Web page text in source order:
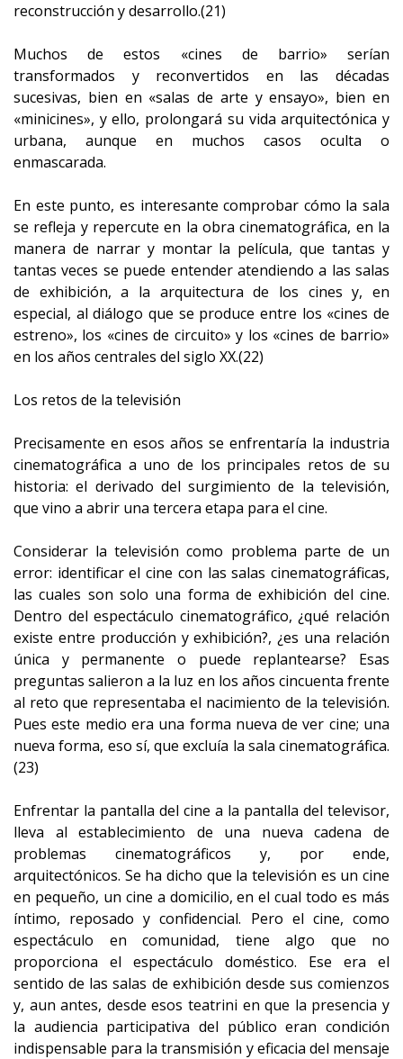
reconstrucción y desarrollo.(21)
Muchos de estos «cines de barrio» serían
transformados y reconvertidos en las décadas
sucesivas, bien en «salas de arte y ensayo», bien en
«minicines», y ello, prolongará su vida arquitectónica y
urbana, aunque en muchos casos oculta o
enmascarada.
En este punto, es interesante comprobar cómo la sala
se refleja y repercute en la obra cinematográfica, en la
manera de narrar y montar la película, que tantas y
tantas veces se puede entender atendiendo a las salas
de exhibición, a la arquitectura de los cines y, en
especial, al diálogo que se produce entre los «cines de
estreno», los «cines de circuito» y los «cines de barrio»
en los años centrales del siglo XX.(22)
Los retos de la televisión
Precisamente en esos años se enfrentaría la industria
cinematográfica a uno de los principales retos de su
historia: el derivado del surgimiento de la televisión,
que vino a abrir una tercera etapa para el cine.
Considerar la televisión como problema parte de un
error: identificar el cine con las salas cinematográficas,
las cuales son solo una forma de exhibición del cine.
Dentro del espectáculo cinematográfico, ¿qué relación
existe entre producción y exhibición?, ¿es una relación
única y permanente o puede replantearse? Esas
preguntas salieron a la luz en los años cincuenta frente
al reto que representaba el nacimiento de la televisión.
Pues este medio era una forma nueva de ver cine; una
nueva forma, eso sí, que excluía la sala cinematográfica.
(23)
Enfrentar la pantalla del cine a la pantalla del televisor,
lleva al establecimiento de una nueva cadena de
problemas cinematográficos y, por ende,
arquitectónicos. Se ha dicho que la televisión es un cine
en pequeño, un cine a domicilio, en el cual todo es más
íntimo, reposado y confidencial. Pero el cine, como
espectáculo en comunidad, tiene algo que no
proporciona el espectáculo doméstico. Ese era el
sentido de las salas de exhibición desde sus comienzos
y, aun antes, desde esos teatrini en que la presencia y
la audiencia participativa del público eran condición
indispensable para la transmisión y eficacia del mensaje